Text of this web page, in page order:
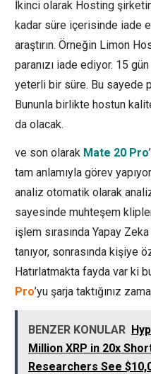
İkinci olarak Hosting
kadar süre içerisinde iade
araştırın. Örneğin Limon
paranızı iade ediyor. 15
yeterli bir süre. Bu sayede
Bununla birlikte hostun
da olacak.
ve son olarak Mate 20 Pro
tam anlamıyla görev
analiz otomatik olarak
sayesinde muhteşem
işlem sırasında Yapay
tanıyor, sonrasında kişiye
Hatırlatmakta fayda var ki
Pro’yu şarja taktığınız
BENZER KONULAR
Million XRP in 20x
Researchers See